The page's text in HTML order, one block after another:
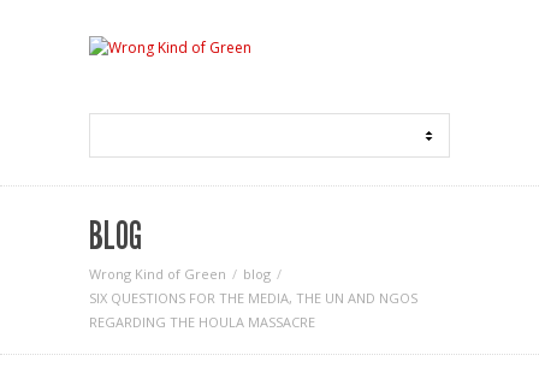
BLOG
Wrong Kind of Green
blog
SIX QUESTIONS FOR THE MEDIA, THE UN AND NGOS
REGARDING THE HOULA MASSACRE